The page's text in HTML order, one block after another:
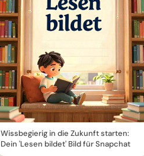
Wissbegierig in die Zukunft starten:
Dein 'Lesen bildet' Bild für Snapchat